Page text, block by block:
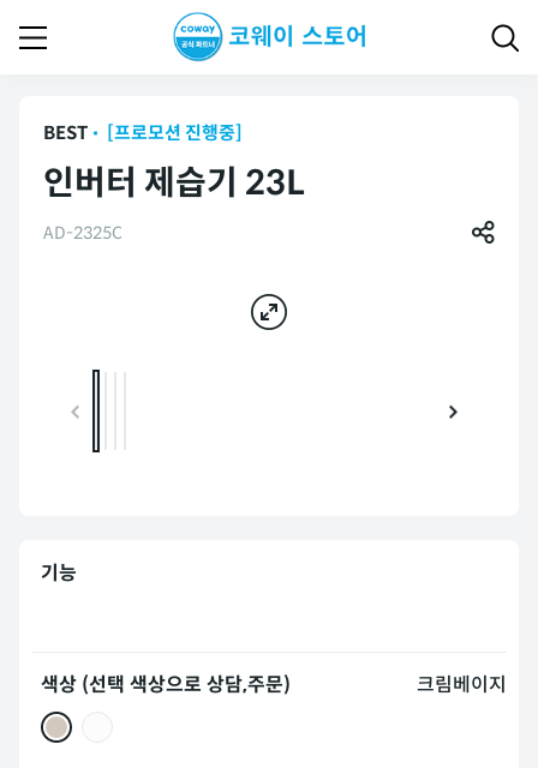
BEST [프로모션 진행중]
인버터 제습기 23L
AD-2325C
기능
색상 (선택 색상으로 상담,주문) 크림베이지